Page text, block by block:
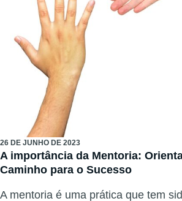
26 DE JUNHO DE 2023
A importância da Mentoria:
Caminho para o Sucesso
A mentoria é uma prática que tem